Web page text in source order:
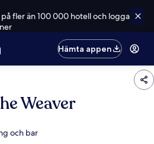
på fler än 100 000 hotell och logga
Hämta appen
Weaver
och bar